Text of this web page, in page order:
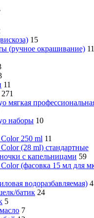
15
(ручное окрашивание) 11
11
271
мягкая
наборы 10
250 ml 11
(28 ml) стандартные
с капельницами 59
(фасовка 15 мл для
водоразбавляемая)
батик 24
5
7